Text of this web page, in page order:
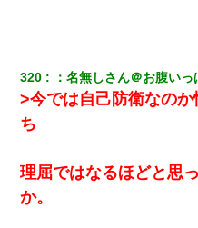
320 ：名無しさん＠お腹いっ
>今では自己防衛なの
ち
理屈ではなるほどと思
か。